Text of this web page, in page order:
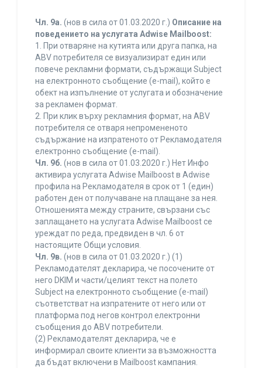
Чл. 9а. (нов в сила от 01.03.2020 г.) Описание на
поведението на услугата Adwise Mailboost:
1. При отваряне на кутията или друга папка, на
ABV потребителя се визуализират един или
повече рекламни формати, съдържащи Subject
на електронното съобщение (e-mail), който е
обект на изпълнение от услугата и обозначение
за рекламен формат.
2. При клик върху рекламния формат, на ABV
потребителя се отваря непромененото
съдържание на изпратеното от Рекламодателя
електронно съобщение (e-mail).
Чл. 9б. (нов в сила от 01.03.2020 г.) Нет Инфо
активира услугата Adwise Mailboost в Adwise
профила на Рекламодателя в срок от 1 (един)
работен ден от получаване на плащане за нея.
Отношенията между страните, свързани със
заплащането на услугата Adwise Mailboost се
уреждат по реда, предвиден в чл. 6 от
настоящите Общи условия.
Чл. 9в. (нов в сила от 01.03.2020 г.) (1)
Рекламодателят декларира, че посочените от
него DKIM и части/целият текст на полето
Subject на електронното съобщение (e-mail)
съответстват на изпратените от него или от
платформа под негов контрол електронни
съобщения до ABV потребители.
(2) Рекламодателят декларира, че е
информирал своите клиенти за възможността
да бъдат включени в Mailboost кампания.